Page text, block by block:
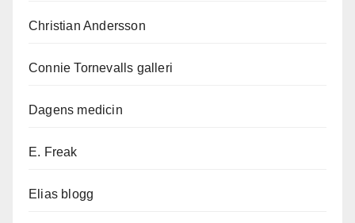
Christian Andersson
Connie Tornevalls galleri
Dagens medicin
E. Freak
Elias blogg